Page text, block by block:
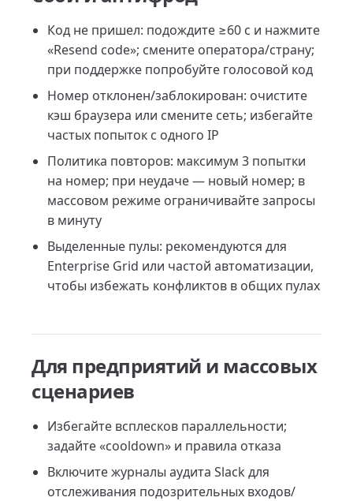
Код не пришел: подождите ≥60 c и нажмите
«Resend code»; смените оператора/страну;
при поддержке попробуйте голосовой код
Номер отклонен/заблокирован: очистите
кэш браузера или смените сеть; избегайте
частых попыток с одного IP
Политика повторов: максимум 3 попытки
на номер; при неудаче — новый номер; в
массовом режиме ограничивайте запросы
в минуту
Выделенные пулы: рекомендуются для
Enterprise Grid или частой автоматизации,
чтобы избежать конфликтов в общих пулах
Для предприятий и массовых
сценариев
Избегайте всплесков параллельности;
задайте «cooldown» и правила отказа
Включите журналы аудита Slack для
отслеживания подозрительных входов/